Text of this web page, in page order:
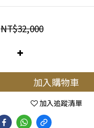
NT$32,000
加入購物車
加入追蹤清單